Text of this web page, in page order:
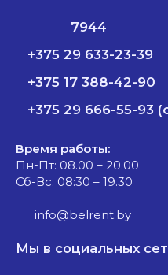
7944
+375 29 633-23-39
+375 17 388-42-90
+375 29 666-55-93
Время работы:
Пн-Пт: 08.00 – 20.00
Сб-Вс: 08:30 – 19.30
info@belrent.by
Мы в социальных